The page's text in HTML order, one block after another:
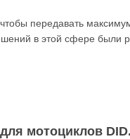
передавать
в этой сфере были
мотоциклов DID.